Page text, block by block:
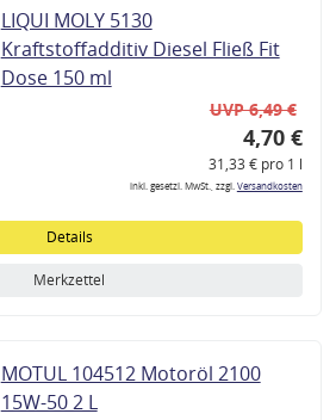
LIQUI MOLY 5130
Kraftstoffadditiv Diesel Fließ Fit
Dose 150 ml
UVP 6,49 €
4,70 €
31,33 € pro 1 l
inkl. gesetzl. MwSt., zzgl.Versandkosten
Details
Merkzettel
MOTUL 104512 Motoröl 2100
15W-50 2 L